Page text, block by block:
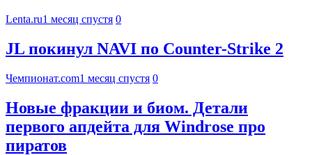
Lenta.ru1 месяц спустя 0
JL покинул NAVI по Counter-Strike 2
Чемпионат.com1 месяц спустя 0
Новые фракции и биом. Детали
первого апдейта для Windrose про
пиратов